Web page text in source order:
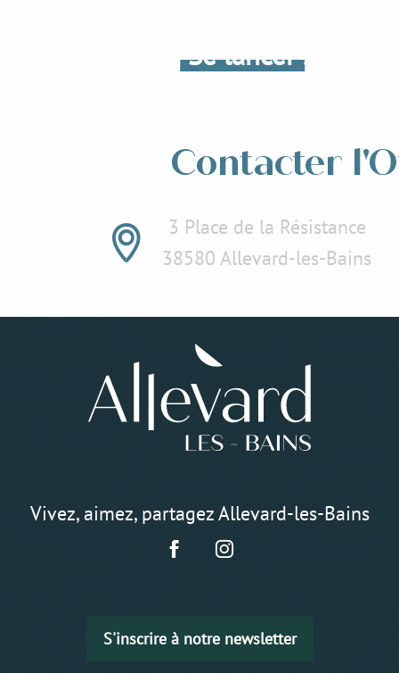
Se lancer sur
Contacter
3 Place de la Résistance
38580 Allevard-les-Bains
Vivez, aimez, partagez Allevard-les-Bains
S'inscrire à notre newsletter